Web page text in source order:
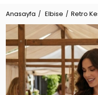
Anasayfa Elbise Retro